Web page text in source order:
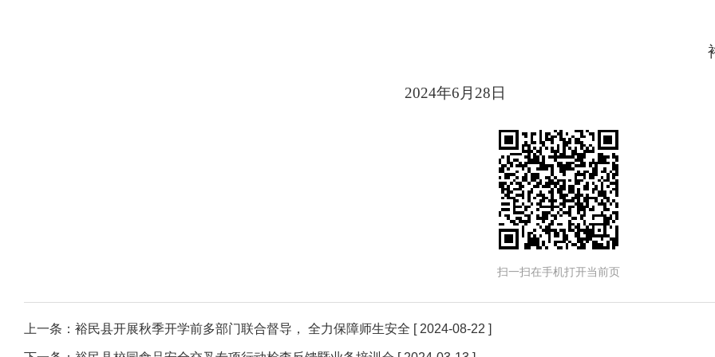
裕民县教育和体
2024年6月28日
扫一扫在手机打开当前页
上一条： 裕民县开展秋季开学前多部门联合督导， 全力保障师生安全 [ 2024-08-22 ]